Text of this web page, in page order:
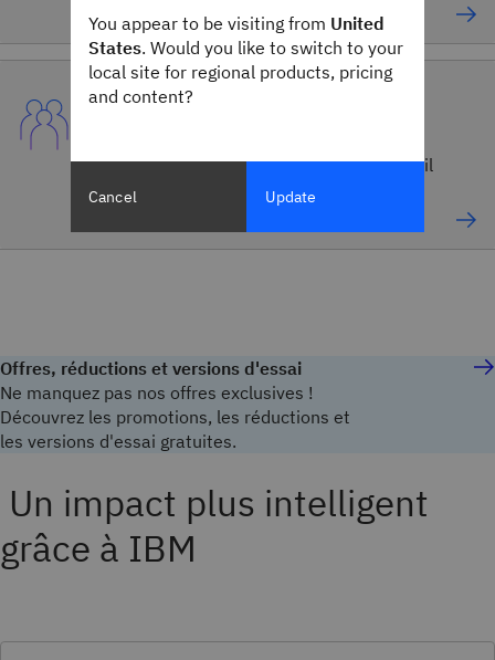
de 85 % grâce à IBM Planning Analytics.
d’IBM Consulting, le seul cabinet de conseil
mondial intégré à une grande entreprise
Offres, réductions et versions d'essai
Ne manquez pas nos offres exclusives !
Découvrez les promotions, les réductions et
les versions d'essai gratuites.
Un impact plus intelligent
grâce à IBM
You appear to be visiting from United
States. Would you like to switch to your
local site for regional products, pricing
and content?
Cancel Update